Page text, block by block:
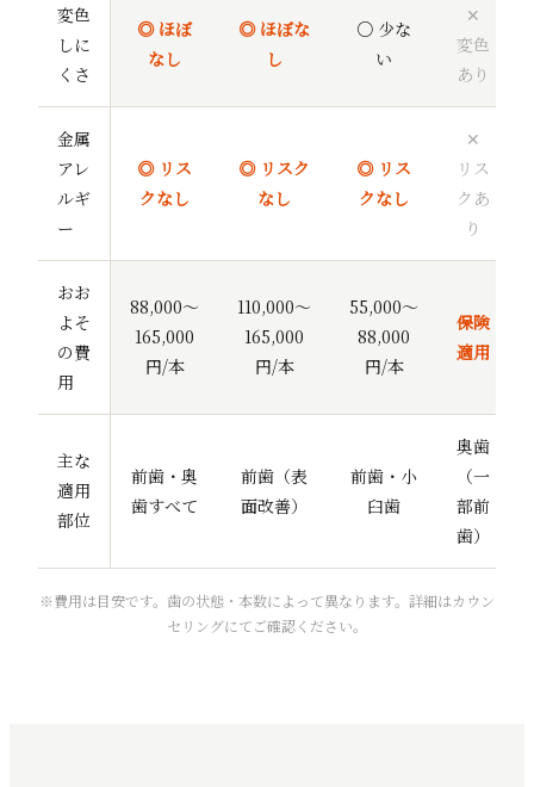
変色
しに
くさ
◎ ほぼ
なし
◎ ほぼな
し
○ 少な
い
✕
変色
あり
金属
アレ
ルギ
ー
◎ リス
クなし
◎ リスク
なし
◎ リス
クなし
✕
リス
クあ
り
おお
よそ
の費
用
88,000〜
165,000
円/本
110,000〜
165,000
円/本
55,000〜
88,000
円/本
保険
適用
主な
適用
部位
前歯・奥
歯すべて
前歯（表
面改善）
前歯・小
臼歯
奥歯
（一
部前
歯）
※費用は目安です。歯の状態・本数によって異なります。詳細はカウン
セリングにてご確認ください。